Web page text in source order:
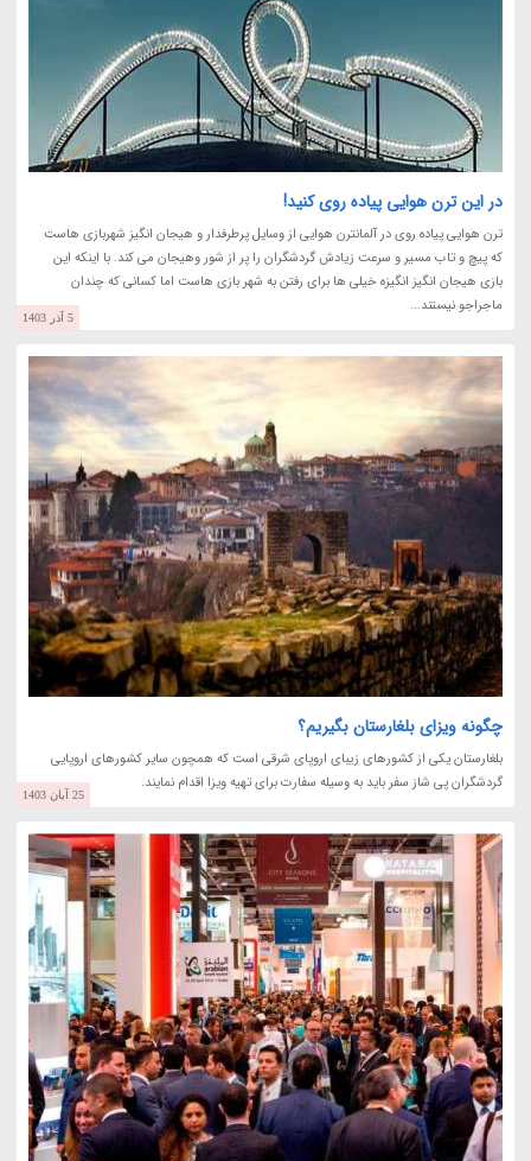
در این ترن هوایی پیاده روی کنید!
ترن هوایی پیاده روی در آلمانترن هوایی از وسایل پرطرفدار و هیجان انگیز شهربازی هاست
که پیچ و تاب مسیر و سرعت زیادش گردشگران را پر از شور وهیجان می کند. با اینکه این
بازی هیجان انگیز انگیزه خیلی ها برای رفتن به شهر بازی هاست اما کسانی که چندان
ماجراجو نیستند...
5 آذر 1403
چگونه ویزای بلغارستان بگیریم؟
بلغارستان یکی از کشورهای زیبای اروپای شرقی است که همچون سایر کشورهای اروپایی
گردشگران پی شاز سفر باید به وسیله سفارت برای تهیه ویزا اقدام نمایند.
25 آبان 1403